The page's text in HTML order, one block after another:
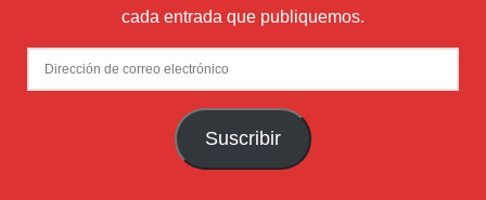
cada entrada que publiquemos.
Dirección
de
Suscribir